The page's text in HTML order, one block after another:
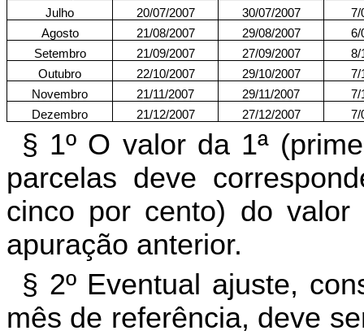
Julho 20/07/2007 30/07/2007
7/
Agosto
21/08/2007 29/08/2007
6/
Setembro
21/09/2007 27/09/2007
8/
Outubro
22/10/2007 29/10/2007
7/
Novembro
21/11/2007 29/11/2007
7/
Dezembro
21/12/2007 27/12/2007 7/
§ 1º O valor da 1ª
parcelas deve
cinco por cento) do
apuração anterior.
§ 2º Eventual ajuste,
mês de referência, deve